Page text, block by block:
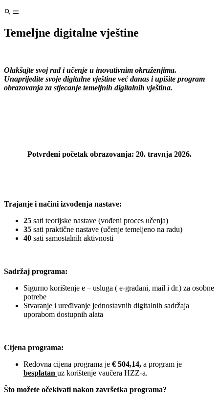
Temeljne digitalne vještine
Olakšajte svoj rad i učenje u inovativnim okruženjima.
Unaprijedite svoje digitalne vještine već danas i upišite program
obrazovanja za stjecanje temeljnih digitalnih vještina.
Potvrđeni početak obrazovanja: 20. travnja 2026.
Trajanje i načini izvođenja nastave:
25 sati teorijske nastave (vođeni proces učenja)
35 sati praktične nastave (učenje temeljeno na radu)
40 sati samostalnih aktivnosti
Sadržaj programa:
Sigurno korištenje e – usluga ( e‑građani, mail i dr.) za osobne
potrebe
Stvaranje i uređivanje jednostavnih digitalnih sadržaja
uporabom dostupnih alata
Cijena programa:
Redovna cijena programa je € 504,14, a program je
besplatan uz korištenje vaučera HZZ-a.
Što možete očekivati nakon završetka programa?